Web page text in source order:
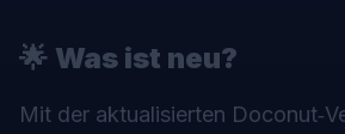
🌟 Was ist neu?
Mit der aktualisierten